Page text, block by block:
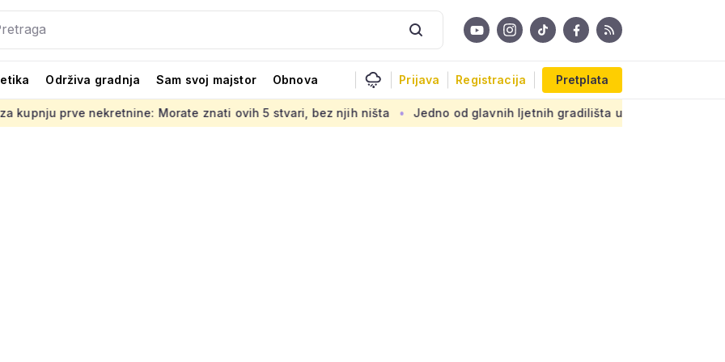
Održiva gradnja Sam svoj majstor Obnova Prijava Registracija Pretplata
Morate znati ovih 5 stvari, bez njih ništa Jedno od glavnih ljetnih gradilišta u Zagrebu: Novi armirani beton na